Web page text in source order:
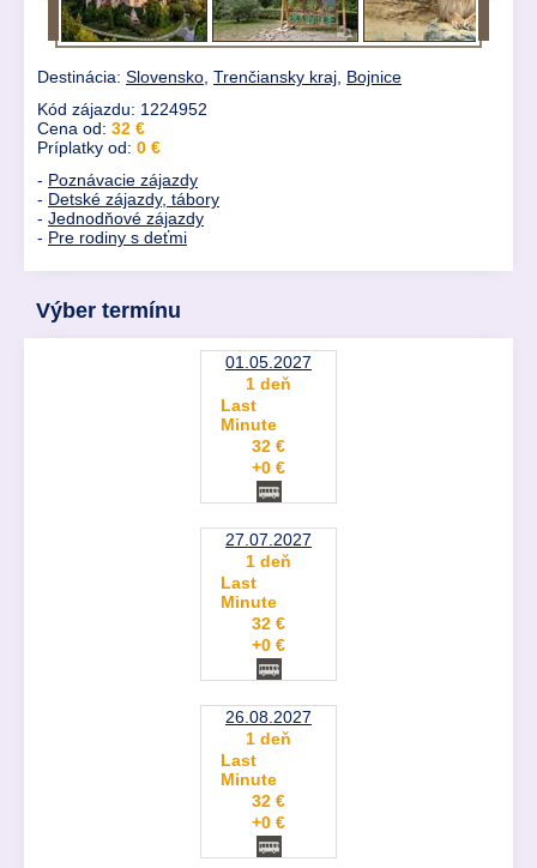
Destinácia: Slovensko, Trenčiansky kraj, Bojnice
Kód zájazdu: 1224952
Cena od: 32 €
Príplatky od: 0 €
- Poznávacie zájazdy
- Detské zájazdy, tábory
- Jednodňové zájazdy
- Pre rodiny s deťmi
Výber termínu
01.05.2027
1 deň
Last
Minute
32 €
+0 €
27.07.2027
1 deň
Last
Minute
32 €
+0 €
26.08.2027
1 deň
Last
Minute
32 €
+0 €